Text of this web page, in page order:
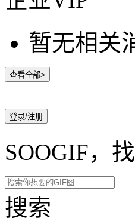
暂无相关
查看全部>
登录/注册
SOOGIF，
搜索